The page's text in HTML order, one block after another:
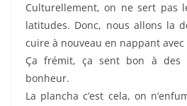
Culturellement, on ne sert pas
latitudes. Donc, nous allons la
cuire à nouveau en nappant
Ça frémit, ça sent bon à des
bonheur.
La plancha c’est cela, on